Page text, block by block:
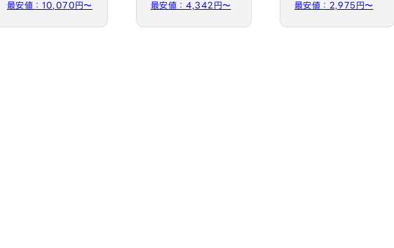
場まで車で5分。全客
最安値：10,070円〜
大須観音・大須商店
最安値：4,342円〜
洗濯機完備！線路真
最安値：2,975円〜